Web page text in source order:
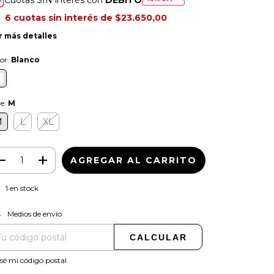
6 cuotas sin interés de $23.650,00
más detalles
Blanco
M
L XL
1 en stock
para el CP:
Medios de envío
CALCULAR
mi código postal